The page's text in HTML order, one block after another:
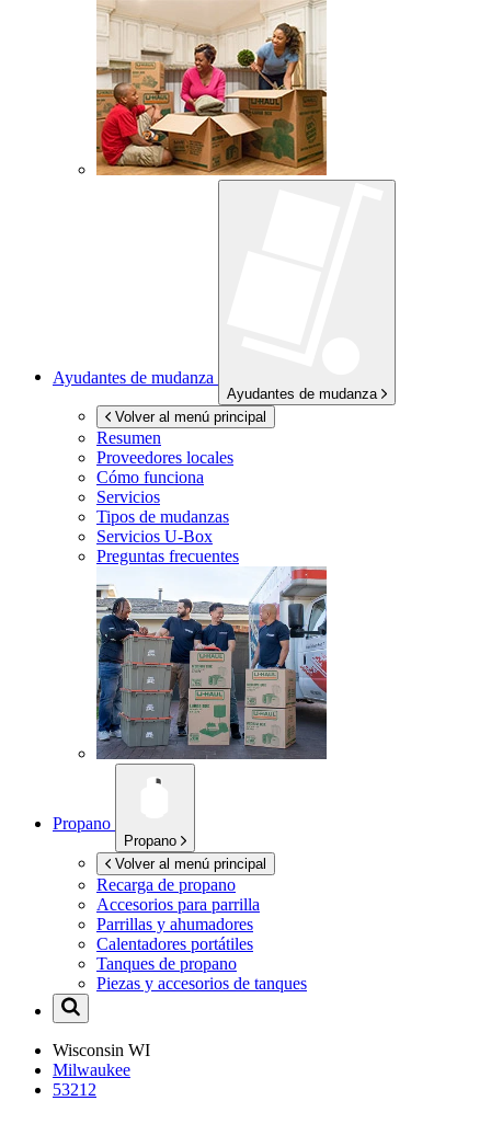
Ayudantes de mudanza
Ayudantes de mudanza
Volver al menú principal
Resumen
Proveedores locales
Cómo funciona
Servicios
Tipos de mudanzas
Servicios U-Box
Preguntas frecuentes
Propano
Propano
Volver al menú principal
Recarga de propano
Accesorios para parrilla
Parrillas y ahumadores
Calentadores portátiles
Tanques de propano
Piezas y accesorios de tanques
Wisconsin WI
Milwaukee
53212